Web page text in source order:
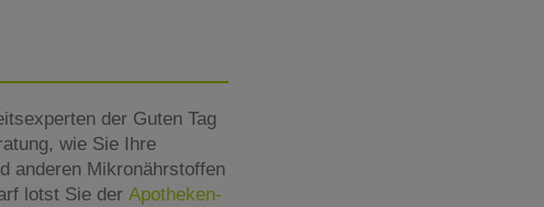
der Guten Tag
wie Sie Ihre
anderen Mikronährstoffen
lotst Sie der Apotheken-